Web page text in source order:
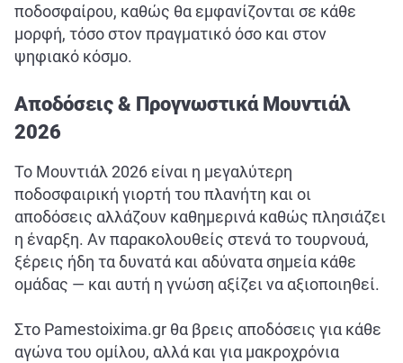
ποδοσφαίρου, καθώς θα εμφανίζονται σε κάθε
μορφή, τόσο στον πραγματικό όσο και στον
ψηφιακό κόσμο.
Αποδόσεις & Προγνωστικά Μουντιάλ
2026
Το Μουντιάλ 2026 είναι η μεγαλύτερη
ποδοσφαιρική γιορτή του πλανήτη και οι
αποδόσεις αλλάζουν καθημερινά καθώς πλησιάζει
η έναρξη. Αν παρακολουθείς στενά το τουρνουά,
ξέρεις ήδη τα δυνατά και αδύνατα σημεία κάθε
ομάδας — και αυτή η γνώση αξίζει να αξιοποιηθεί.
Στο Pamestoixima.gr θα βρεις αποδόσεις για κάθε
αγώνα του ομίλου, αλλά και για μακροχρόνια